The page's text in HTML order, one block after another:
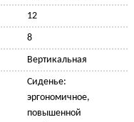
12
8
Вертикальная
Сиденье:
эргономичное,
повышенной